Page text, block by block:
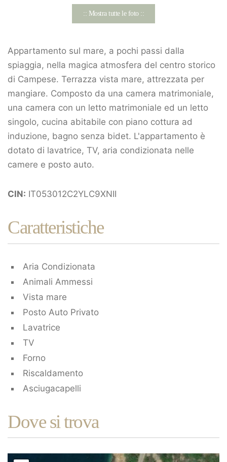
:: Mostra tutte le foto ::
Appartamento sul mare, a pochi passi dalla
spiaggia, nella magica atmosfera del centro storico
di Campese. Terrazza vista mare, attrezzata per
mangiare. Composto da una camera matrimoniale,
una camera con un letto matrimoniale ed un letto
singolo, cucina abitabile con piano cottura ad
induzione, bagno senza bidet. L'appartamento è
dotato di lavatrice, TV, aria condizionata nelle
camere e posto auto.
CIN: IT053012C2YLC9XNII
Caratteristiche
Aria Condizionata
Animali Ammessi
Vista mare
Posto Auto Privato
Lavatrice
TV
Forno
Riscaldamento
Asciugacapelli
Dove si trova